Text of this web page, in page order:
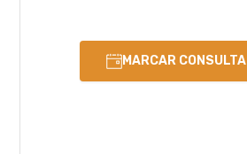
MARCAR CONSULTA